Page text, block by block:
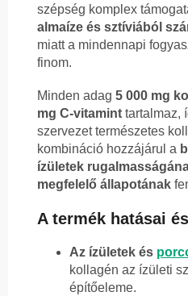
szépség komplex
almaíze és sztíviából
miatt a mindennapi
finom.
Minden adag 5 000 mg
mg C-vitamint tartalmaz,
szervezet természetes
kombináció hozzájárul a
ízületek
megfelelő állapotának
A termék hatásai
Az ízületek és
kollagén az ízületi
építőeleme.